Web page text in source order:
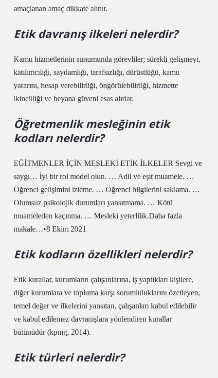
amaçlanan amaç dikkate alınır.
Etik davranış ilkeleri nelerdir?
Kamu hizmetlerinin sunumunda görevliler; sürekli gelişmeyi,
katılımcılığı, saydamlığı, tarafsızlığı, dürüstlüğü, kamu
yararını, hesap verebilirliği, öngörülebilirliği, hizmette
ikincilliği ve beyana güveni esas alırlar.
Öğretmenlik mesleğinin etik
kodları nelerdir?
EĞİTMENLER İÇİN MESLEKİ ETİK İLKELER Sevgi ve
saygı… İyi bir rol model olun. … Adil ve eşit muamele. …
Öğrenci gelişimini izleme. … Öğrenci bilgilerini saklama. …
Olumsuz psikolojik durumları yansıtmama. … Kötü
muameleden kaçınma. … Mesleki yeterlilik.Daha fazla
makale…•8 Ekim 2021
Etik kodların özellikleri nelerdir?
Etik kurallar, kurumların çalışanlarına, iş yaptıkları kişilere,
diğer kurumlara ve topluma karşı sorumluluklarını özetleyen,
temel değer ve ilkelerini yansıtan, çalışanları kabul edilebilir
ve kabul edilemez davranışlara yönlendiren kurallar
bütünüdür (kpmg, 2014).
Etik türleri nelerdir?